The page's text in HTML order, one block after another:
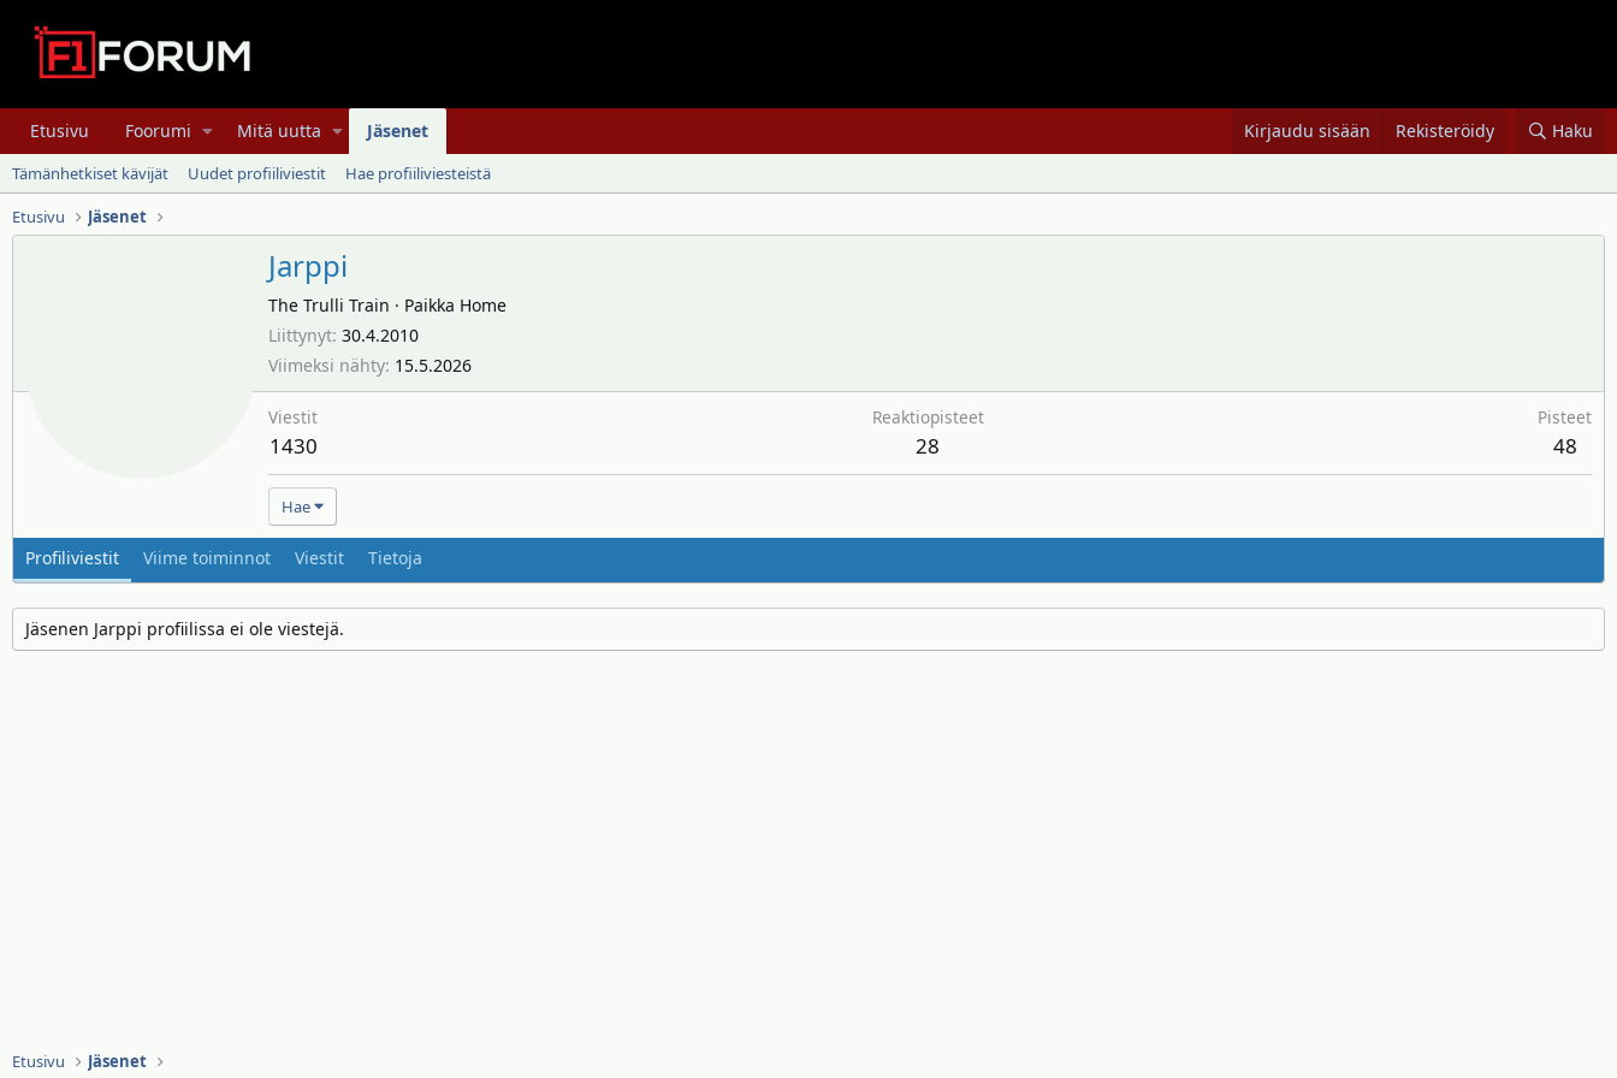
Etusivu Foorumi Mitä uutta Jäsenet Kirjaudu sisään Rekisteröidy Haku
Tämänhetkiset kävijät Uudet profiiliviestit
Hae profiiliviesteistä
Etusivu
Jäsenet
Jarppi
The Trulli Train · Paikka Home
Liittynyt 30.4.2010
Viimeksi nähty 15.5.2026
Viestit
1430
Reaktiopisteet
28
Pisteet
48
Hae
Profiliviestit Viime toiminnot Viestit Tietoja
Jäsenen Jarppi profiilissa ei ole viestejä.
Etusivu Jäsenet